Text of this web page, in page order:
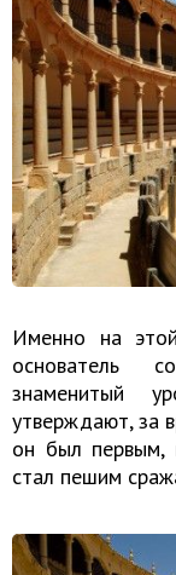
Именно на
основатель
знаменитый
утверждают, за
он был
стал пешим